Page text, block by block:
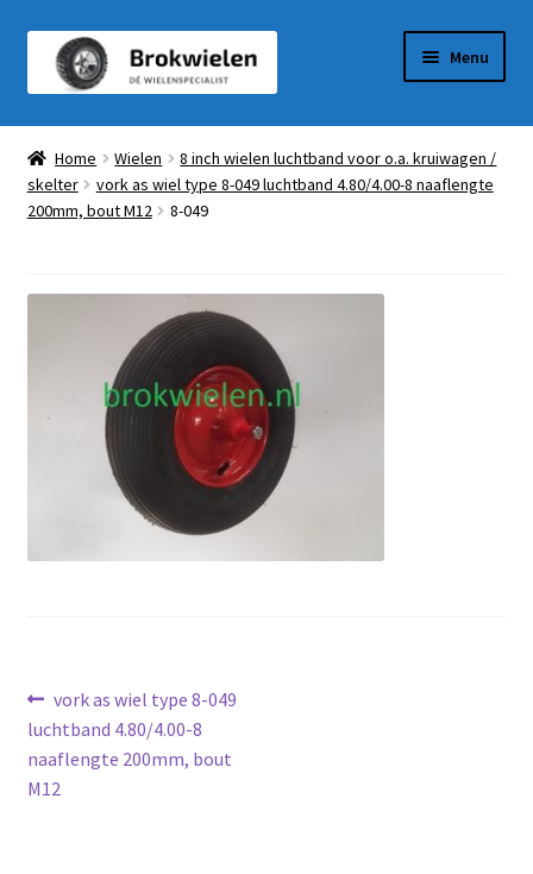
door
navigatie
naar
inhoud
Menu
Winkel
Winkelmandje
Home Wielen
8 inch wielen luchtband voor o.a. kruiwagen /
skelter
vork as wiel type 8-049 luchtband 4.80/4.00-8 naaflengte
200mm, bout M12
8-049
Bericht
navigatie
Vorig
bericht:
vork as wiel type 8-049
luchtband 4.80/4.00-8
naaflengte 200mm, bout
M12